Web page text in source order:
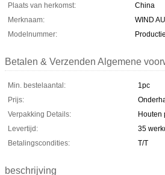
Plaats van herkomst:
China
Merknaam:
WIND
Modelnummer:
Betalen & Verzenden Algemene
Min. bestelaantal:
1pc
Prijs:
Verpakking Details:
Houten
Levertijd:
35
Betalingscondities:
T/T
beschrijving